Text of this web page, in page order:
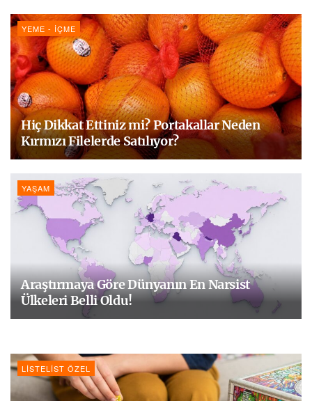
YEME - İÇME
Hiç Dikkat Ettiniz mi? Portakallar Neden
Kırmızı Filelerde Satılıyor?
YAŞAM
Araştırmaya Göre Dünyanın En Narsist
Ülkeleri Belli Oldu!
LISTELIST ÖZEL